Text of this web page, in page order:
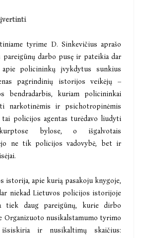
tyrime D. Sinkevičius aprašo
darbo pusę ir pateikia dar
policininkų įvykdytus sunkius
pagrindinių istorijos veikėjų –
bendradarbis, kuriam policininkai
narkotinėmis ir psichotropinėmis
tai policijos agentas turėdavo liudyti
bylose, o išgalvotais
ne tik policijos vadovybė, bet ir
istorija, apie kurią pasakoju knygoje,
niekad Lietuvos policijos istorijoje
tiek daug pareigūnų, kurie dirbo
Organizuoto nusikalstamumo tyrimo
ir nusikaltimų skaičius: